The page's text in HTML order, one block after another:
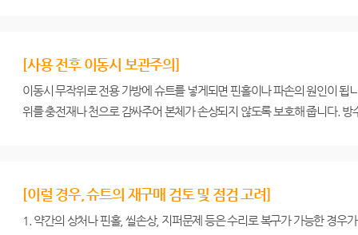
[사용 전후 이동시 보관주의]
이동시 무작위로 전용 가방에 슈트를 넣게되면 핀홀이나 파손의 원인이
위를 충전재나 천으로 감싸주어 본체가 손상되지 않도록 보호해 줍니다.
[이럴 경우, 슈트의 재구매 검토 및 점검 고려]
1. 약간의 상처나 핀홀, 씰손상, 지퍼문제 등은 수리로 복구가 가능한 경우